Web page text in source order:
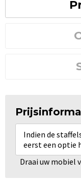
Indien de
eerst een optie
Draai uw mobiel